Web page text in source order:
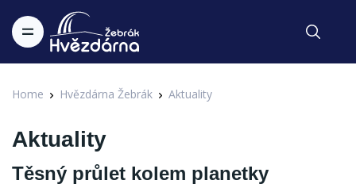
Home Hvězdárna Žebrák Aktuality
Aktuality
Těsný průlet kolem planetky